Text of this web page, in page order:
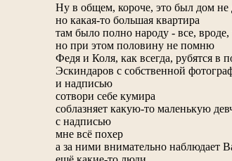
Ну в общем, короче, это был дом не
но какая-то большая квартира
там было полно народу - все,
но при этом половину не помню
Федя и Коля, как всегда, рубятся в
Эскиндаров с собственной
и надписью
сотвори себе кумира
соблазняет какую-то маленькую
с надписью
мне всё похер
а за ними внимательно наблюдает